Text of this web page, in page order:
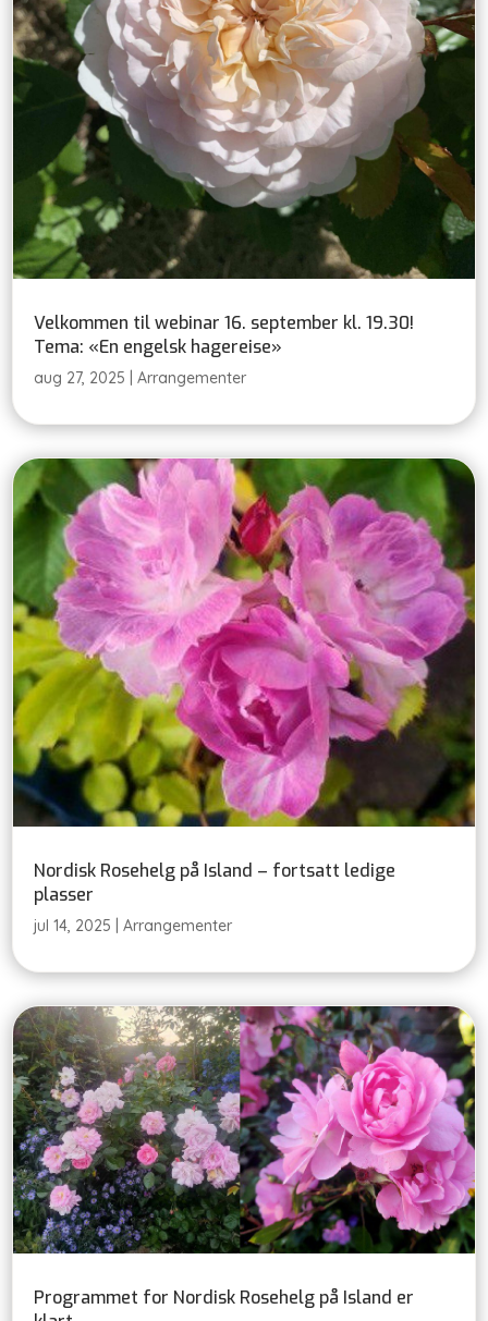
Velkommen til webinar 16. september kl. 19.30!
Tema: «En engelsk hagereise»
aug 27, 2025 |Arrangementer
Nordisk Rosehelg på Island – fortsatt ledige
plasser
jul 14, 2025 |Arrangementer
Programmet for Nordisk Rosehelg på Island er